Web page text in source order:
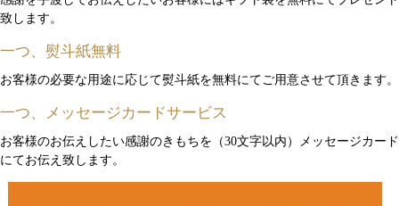
致します。
一つ、熨斗紙無料
お客様の必要な用途に応じて熨斗紙を無料にてご用意させて頂きます。
一つ、メッセージカードサービス
お客様のお伝えしたい感謝のきもちを（30文字以内）メッセージカード
にてお伝え致します。